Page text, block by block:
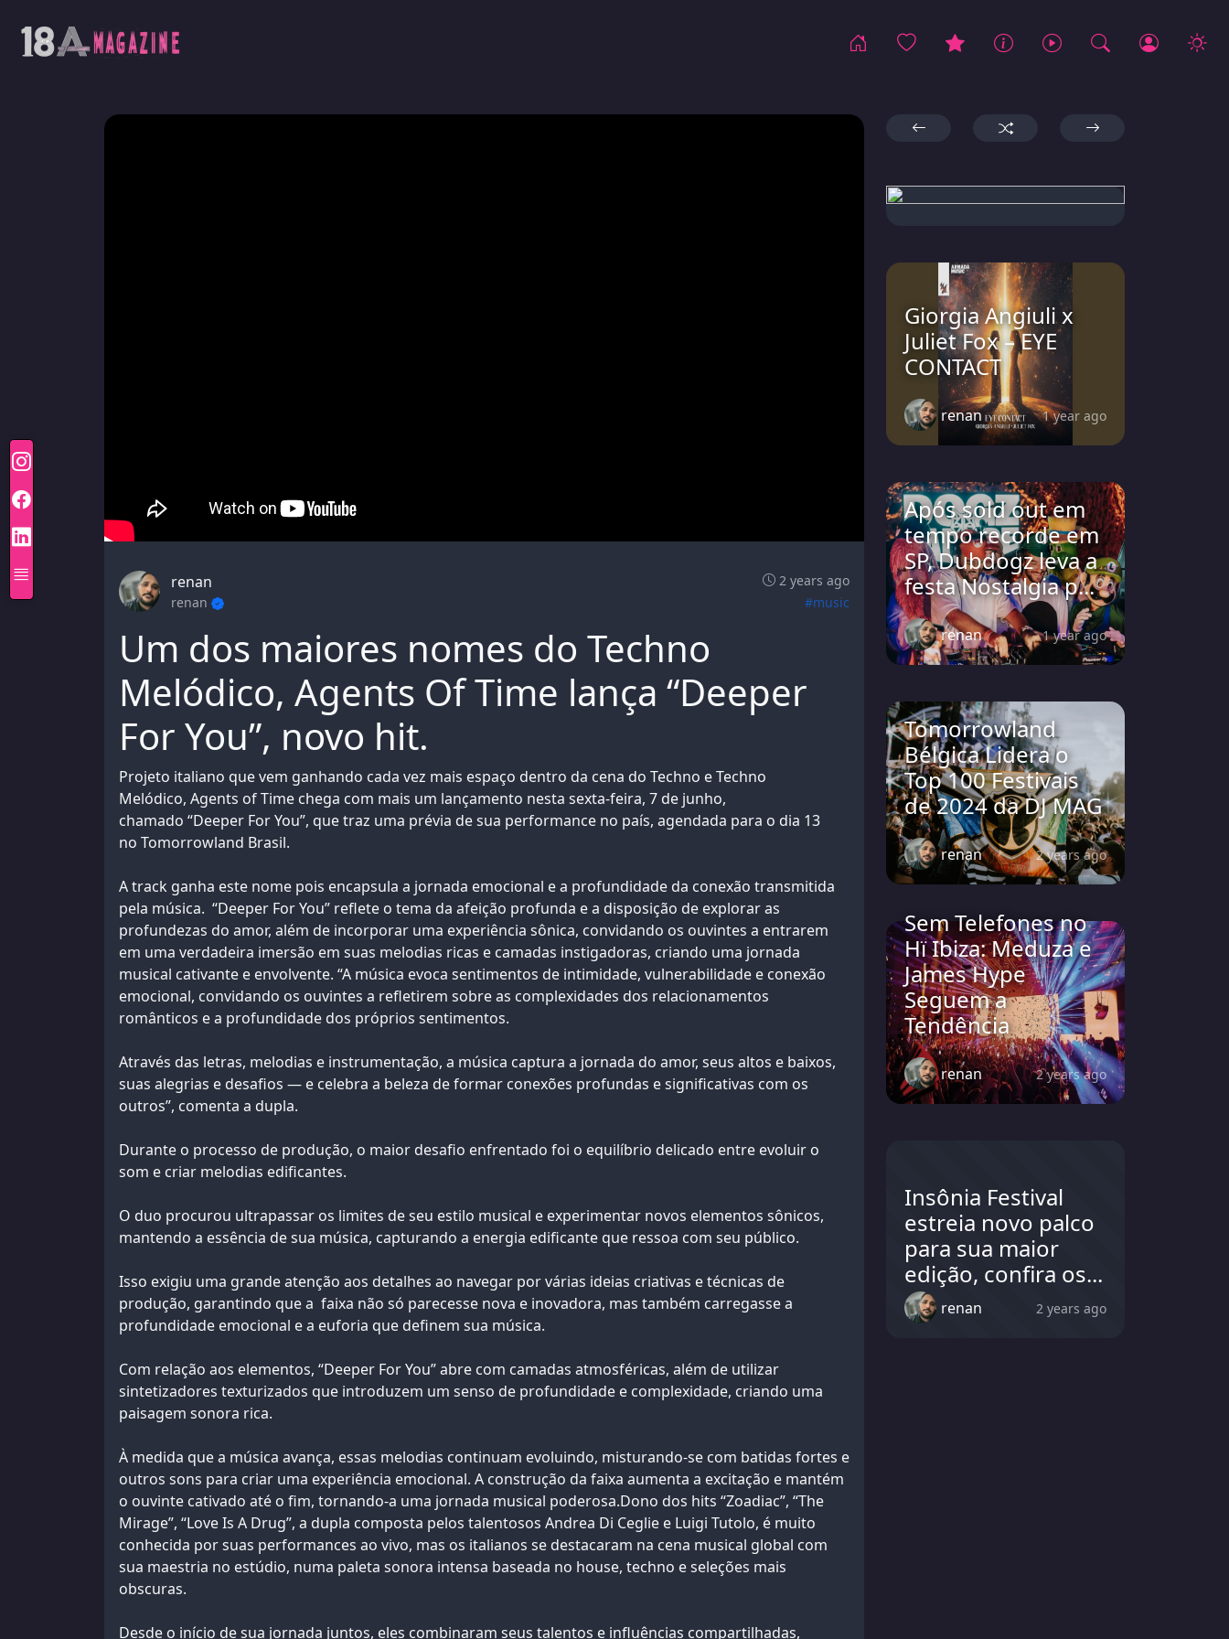
renan
2 years ago
renan
#music
Um dos maiores nomes do Techno
Melódico, Agents Of Time lança “Deeper
For You”, novo hit.
Projeto italiano que vem ganhando cada vez mais espaço dentro da cena do Techno e Techno
Melódico, Agents of Time chega com mais um lançamento nesta sexta-feira, 7 de junho,
chamado “Deeper For You”, que traz uma prévia de sua performance no país, agendada para o dia 13
no Tomorrowland Brasil.
A track ganha este nome pois encapsula a jornada emocional e a profundidade da conexão transmitida
pela música. “Deeper For You” reflete o tema da afeição profunda e a disposição de explorar as
profundezas do amor, além de incorporar uma experiência sônica, convidando os ouvintes a entrarem
em uma verdadeira imersão em suas melodias ricas e camadas instigadoras, criando uma jornada
musical cativante e envolvente. “A música evoca sentimentos de intimidade, vulnerabilidade e conexão
emocional, convidando os ouvintes a refletirem sobre as complexidades dos relacionamentos
românticos e a profundidade dos próprios sentimentos.
Através das letras, melodias e instrumentação, a música captura a jornada do amor, seus altos e baixos,
suas alegrias e desafios — e celebra a beleza de formar conexões profundas e significativas com os
outros”, comenta a dupla.
Durante o processo de produção, o maior desafio enfrentado foi o equilíbrio delicado entre evoluir o
som e criar melodias edificantes.
O duo procurou ultrapassar os limites de seu estilo musical e experimentar novos elementos sônicos,
mantendo a essência de sua música, capturando a energia edificante que ressoa com seu público.
Isso exigiu uma grande atenção aos detalhes ao navegar por várias ideias criativas e técnicas de
produção, garantindo que a faixa não só parecesse nova e inovadora, mas também carregasse a
profundidade emocional e a euforia que definem sua música.
Com relação aos elementos, “Deeper For You” abre com camadas atmosféricas, além de utilizar
sintetizadores texturizados que introduzem um senso de profundidade e complexidade, criando uma
paisagem sonora rica.
À medida que a música avança, essas melodias continuam evoluindo, misturando-se com batidas fortes e
outros sons para criar uma experiência emocional. A construção da faixa aumenta a excitação e mantém
o ouvinte cativado até o fim, tornando-a uma jornada musical poderosa.Dono dos hits “Zoadiac”, “The
Mirage”, “Love Is A Drug”, a dupla composta pelos talentosos Andrea Di Ceglie e Luigi Tutolo, é muito
conhecida por suas performances ao vivo, mas os italianos se destacaram na cena musical global com
sua maestria no estúdio, numa paleta sonora intensa baseada no house, techno e seleções mais
obscuras.
Desde o início de sua jornada juntos, eles combinaram seus talentos e influências compartilhadas,
Giorgia Angiuli x
Juliet Fox – EYE
CONTACT
renan 1 year ago
Após sold out em
tempo recorde em
SP, Dubdogz leva a
festa Nostalgia p...
renan 1 year ago
Tomorrowland
Bélgica Lidera o
Top 100 Festivais
de 2024 da DJ MAG
renan 2 years ago
Sem Telefones no
Hï Ibiza: Meduza e
James Hype
Seguem a
Tendência
renan 2 years ago
Insônia Festival
estreia novo palco
para sua maior
edição, confira os...
renan 2 years ago